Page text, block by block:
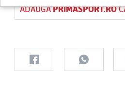
ADAUGĂPRIMASPORT.RO